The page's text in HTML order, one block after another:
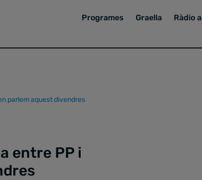
Programes Graella Ràdio
parlem aquest divendres
entre PP i